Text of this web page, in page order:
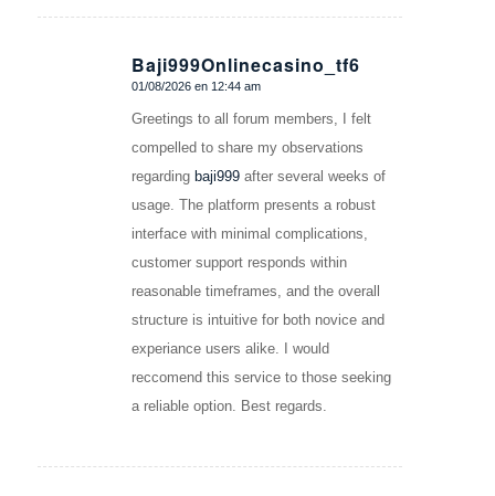
Baji999Onlinecasino_tf6
Dice:
01/08/2026 en 12:44 am
Greetings to all forum members, I felt
compelled to share my observations
regarding baji999after several weeks of
usage. The platform presents a robust
interface with minimal complications,
customer support responds within
reasonable timeframes, and the overall
structure is intuitive for both novice and
experiance users alike. I would
reccomend this service to those seeking
a reliable option. Best regards.